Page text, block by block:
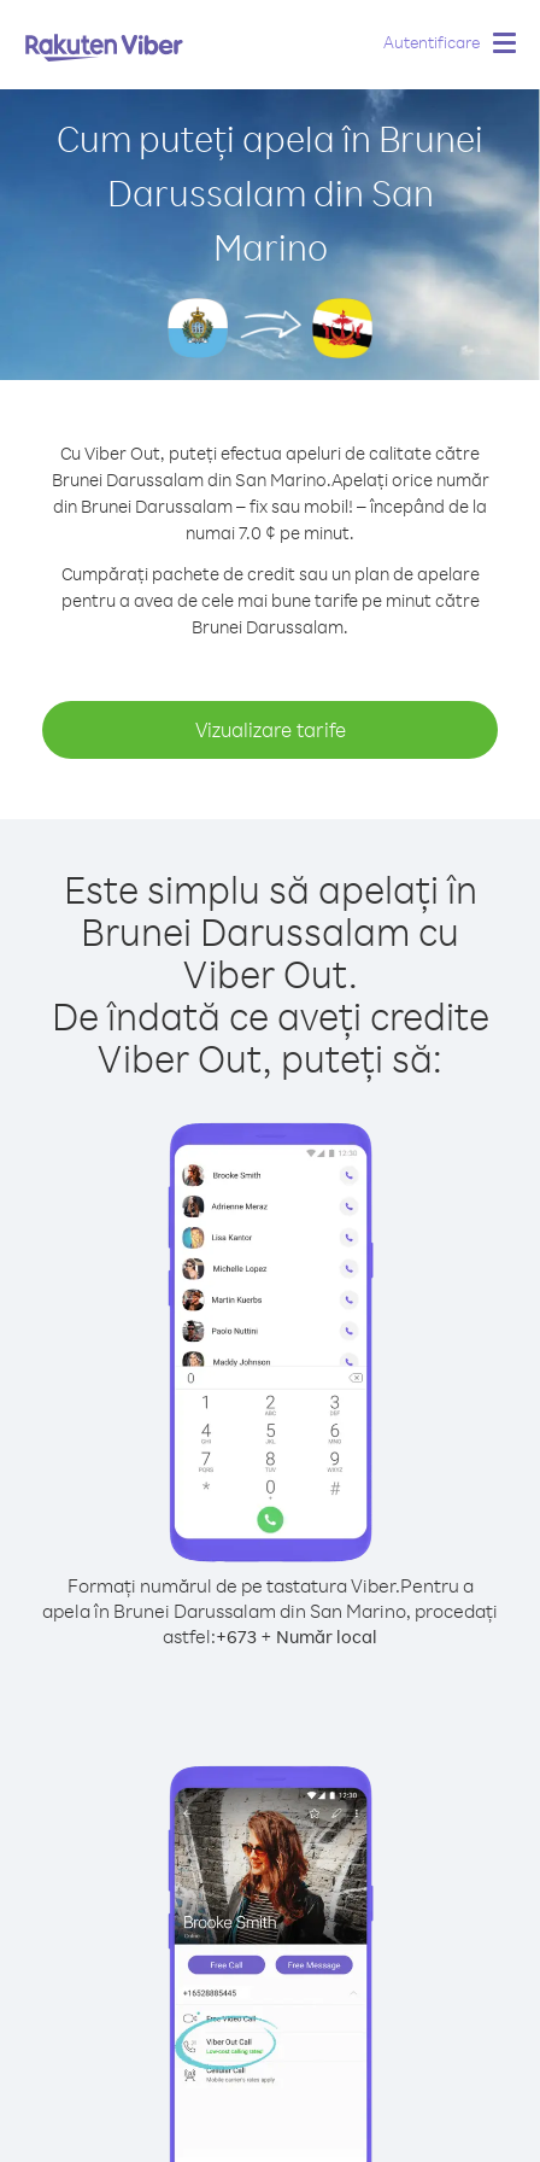
Autentificare
Cum puteți apela în Brunei
Darussalam din San
Marino
Cu Viber Out, puteți efectua apeluri de calitate către
Brunei Darussalam din San Marino.Apelați orice număr
din Brunei Darussalam – fix sau mobil! – începând de la
numai 7.0 ¢ pe minut.
Cumpărați pachete de credit sau un plan de apelare
pentru a avea de cele mai bune tarife pe minut către
Brunei Darussalam.
Vizualizare tarife
Este simplu să apelați în
Brunei Darussalam cu
Viber Out.
De îndată ce aveți credite
Viber Out, puteți să:
Formați numărul de pe tastatura Viber.Pentru a
apela în Brunei Darussalam din San Marino, procedați
astfel:+673 + Număr local